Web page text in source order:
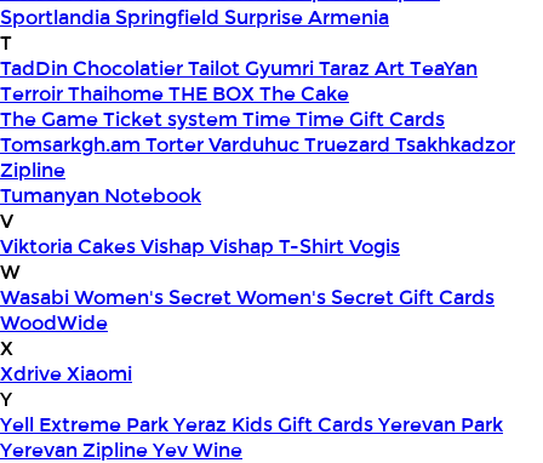
SportlandiaSpringfield Surprise Armenia
T
TadDin ChocolatierTailot GyumriTaraz ArtTeaYan
TerroirThaihomeTHE BOXThe Cake
The GameTicket system TimeTime Gift Cards
Tomsarkgh.am Torter VarduhucTruezard Tsakhkadzor
Zipline
Tumanyan Notebook
V
Viktoria CakesVishap Vishap T-ShirtVogis
W
WasabiWomen's SecretWomen's Secret Gift Cards
WoodWide
X
XdriveXiaomi
Y
Yell Extreme ParkYeraz Kids Gift CardsYerevan Park
Yerevan ZiplineYev Wine